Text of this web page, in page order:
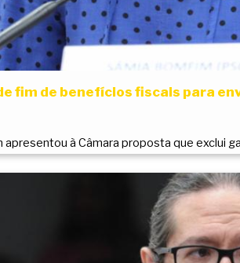
fim de benefícios fiscais para
apresentou à Câmara proposta que exclui